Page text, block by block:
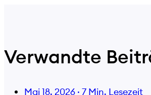
Verwandte
Mai 18, 2026 · 7 Min. Lesezeit